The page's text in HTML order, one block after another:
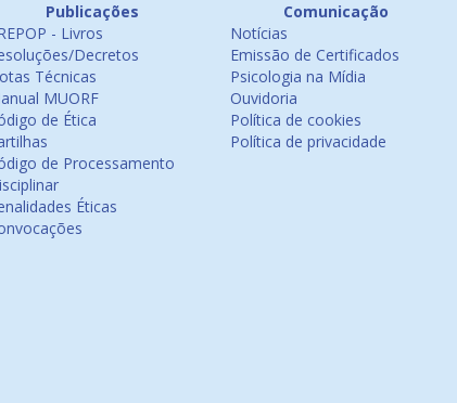
Publicações
- Livros
Decretos
Técnicas
MUORF
de Ética
de Processamento
Éticas
Comunicação
Notícias
Emissão de Certificados
Psicologia na Mídia
Ouvidoria
Política de cookies
Política de privacidade